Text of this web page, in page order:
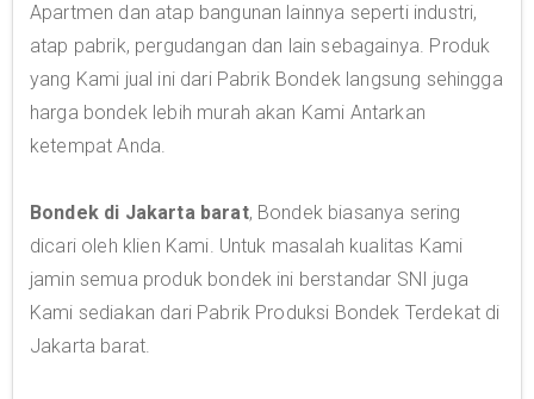
Apartmen dan atap bangunan lainnya seperti industri,
atap pabrik, pergudangan dan lain sebagainya. Produk
yang Kami jual ini dari Pabrik Bondek langsung sehingga
harga bondek lebih murah akan Kami Antarkan
ketempat Anda.
Bondek di Jakarta barat, Bondek biasanya sering
dicari oleh klien Kami. Untuk masalah kualitas Kami
jamin semua produk bondek ini berstandar SNI juga
Kami sediakan dari Pabrik Produksi Bondek Terdekat di
Jakarta barat.